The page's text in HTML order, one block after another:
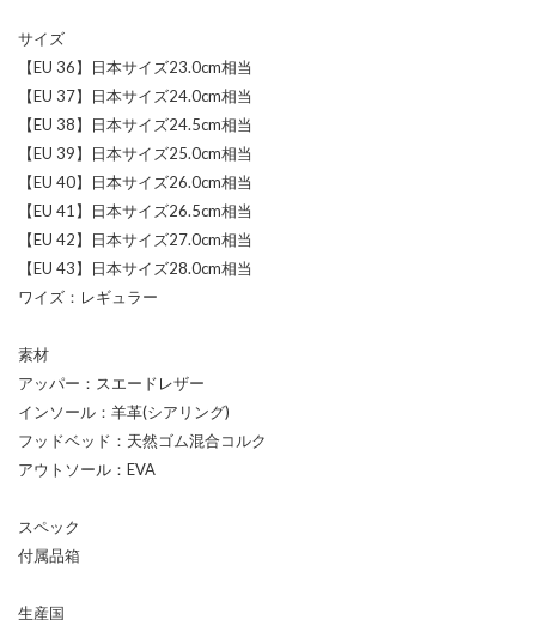
サイズ
【EU 36】日本サイズ23.0cm相当
【EU 37】日本サイズ24.0cm相当
【EU 38】日本サイズ24.5cm相当
【EU 39】日本サイズ25.0cm相当
【EU 40】日本サイズ26.0cm相当
【EU 41】日本サイズ26.5cm相当
【EU 42】日本サイズ27.0cm相当
【EU 43】日本サイズ28.0cm相当
ワイズ：レギュラー
素材
アッパー：スエードレザー
インソール：羊革(シアリング)
フッドベッド：天然ゴム混合コルク
アウトソール：EVA
スペック
付属品箱
生産国